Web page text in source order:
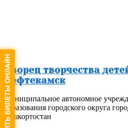
Дворец творчества
Нефтекамск
Муниципальное автономное
образования городского округа
Башкортостан